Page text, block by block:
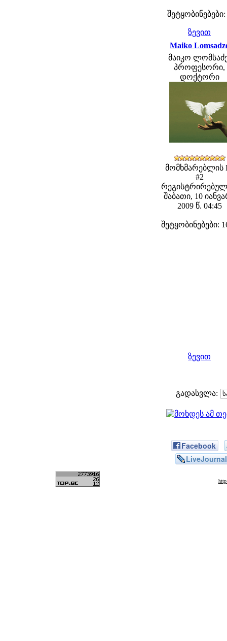
შეტყობინებები:
ზევით
Maiko
მაიკო
პროფესორი,
დოქტორი
მომხმარებლის
#2
შაბათი, 10
2009 წ. 04:45
შეტყობინებები:
ზევით
გადასვლა:
Facebook
LiveJournal